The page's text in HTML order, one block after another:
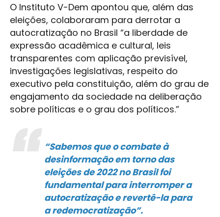
O Instituto V-Dem apontou que, além das
eleições, colaboraram para derrotar a
autocratização no Brasil “a liberdade de
expressão acadêmica e cultural, leis
transparentes com aplicação previsível,
investigações legislativas, respeito do
executivo pela constituição, além do grau de
engajamento da sociedade na deliberação
sobre políticas e o grau dos políticos.”
“Sabemos que o combate à
desinformação em torno das
eleições de 2022 no Brasil foi
fundamental para interromper a
autocratização e revertê-la para
a redemocratização”.